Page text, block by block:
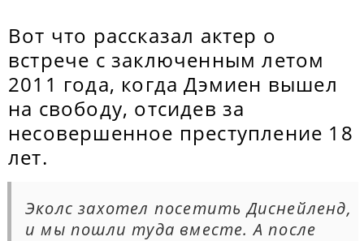
Вот что рассказал актер о
встрече с заключенным летом
2011 года, когда Дэмиен вышел
на свободу, отсидев за
несовершенное преступление 18
лет.
Эколс захотел посетить Диснейленд,
и мы пошли туда вместе. А после